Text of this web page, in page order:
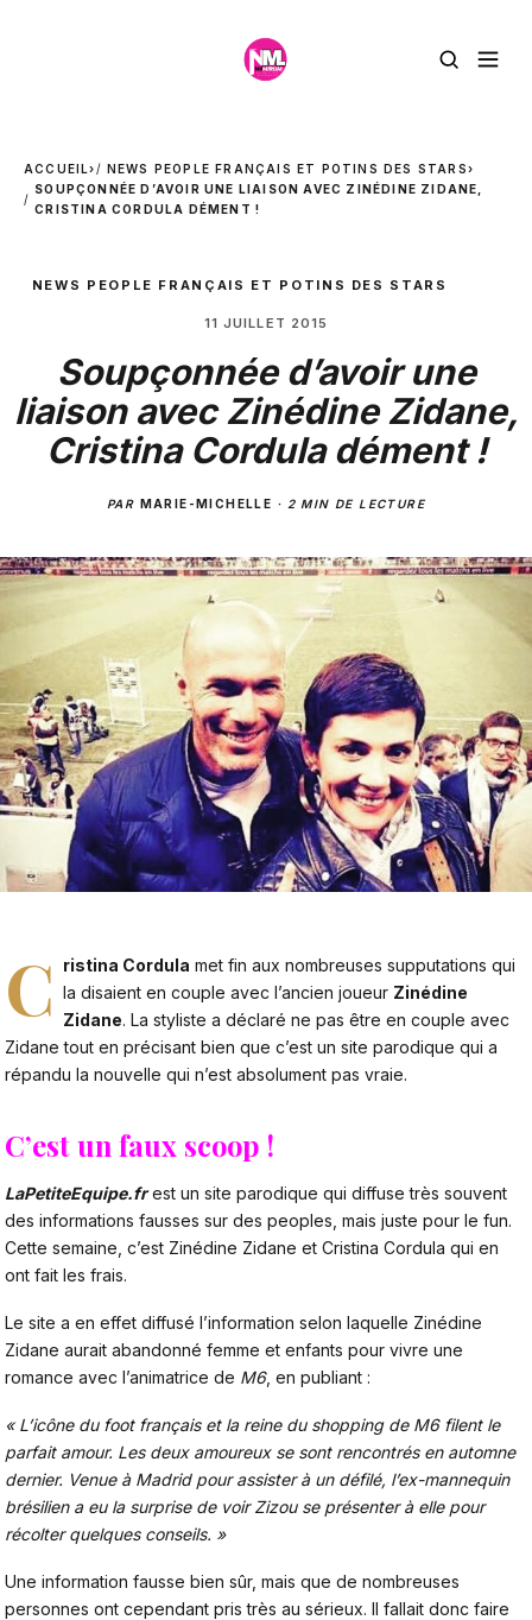
ACCUEIL› NEWS PEOPLE FRANÇAIS ET POTINS DES STARS›
SOUPÇONNÉE D’AVOIR UNE LIAISON AVEC ZINÉDINE ZIDANE,
CRISTINA CORDULA DÉMENT !
NEWS PEOPLE FRANÇAIS ET POTINS DES STARS
11 JUILLET 2015
Soupçonnée d’avoir une
liaison avec Zinédine Zidane,
Cristina Cordula dément !
PAR MARIE-MICHELLE · 2 MIN DE LECTURE
C ristina Cordula met fin aux nombreuses supputations qui
la disaient en couple avec l’ancien joueur Zinédine
Zidane. La styliste a déclaré ne pas être en couple avec
Zidane tout en précisant bien que c’est un site parodique qui a
répandu la nouvelle qui n’est absolument pas vraie.
C’est un faux scoop !
LaPetiteEquipe.frest un site parodique qui diffuse très souvent
des informations fausses sur des peoples, mais juste pour le fun.
Cette semaine, c’est Zinédine Zidane et Cristina Cordula qui en
ont fait les frais.
Le site a en effet diffusé l’information selon laquelle Zinédine
Zidane aurait abandonné femme et enfants pour vivre une
romance avec l’animatrice de M6, en publiant :
« L’icône du foot français et la reine du shopping de M6 filent le
parfait amour. Les deux amoureux se sont rencontrés en automne
dernier. Venue à Madrid pour assister à un défilé, l’ex-mannequin
brésilien a eu la surprise de voir Zizou se présenter à elle pour
récolter quelques conseils. »
Une information fausse bien sûr, mais que de nombreuses
personnes ont cependant pris très au sérieux. Il fallait donc faire